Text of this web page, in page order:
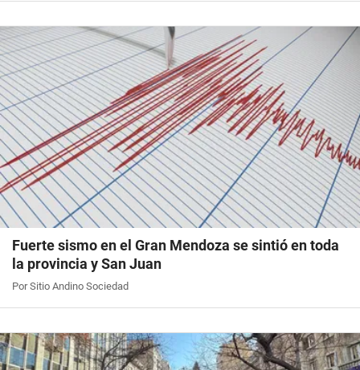
Fuerte sismo en el Gran Mendoza se sintió en toda
la provincia y San Juan
Por Sitio Andino Sociedad